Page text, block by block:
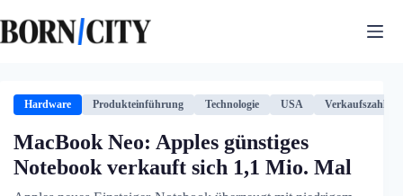
Inhalt
springen
Hardware Produkteinführung Technologie USA Verkaufszahlen
MacBook Neo: Apples günstiges
Notebook verkauft sich 1,1 Mio. Mal